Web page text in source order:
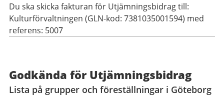
Du ska skicka fakturan för Utjämningsbidrag till:
Kulturförvaltningen (GLN-kod: 7381035001594) med
referens: 5007
Godkända för Utjämningsbidrag
Lista på grupper och föreställningar i Göteborg